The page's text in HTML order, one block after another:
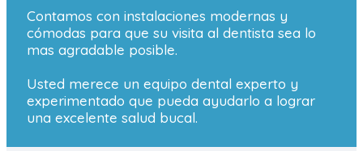
Contamos con instalaciones modernas y
cómodas para que su visita al dentista sea lo
mas agradable posible.
Usted merece un equipo dental experto y
experimentado que pueda ayudarlo a lograr
una excelente salud bucal.